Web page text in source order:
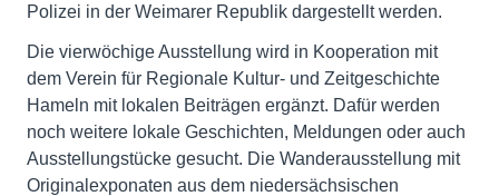
Polizei in der Weimarer Republik dargestellt werden.
Die vierwöchige Ausstellung wird in Kooperation mit
dem Verein für Regionale Kultur- und Zeitgeschichte
Hameln mit lokalen Beiträgen ergänzt. Dafür werden
noch weitere lokale Geschichten, Meldungen oder auch
Ausstellungstücke gesucht. Die Wanderausstellung mit
Originalexponaten aus dem niedersächsischen